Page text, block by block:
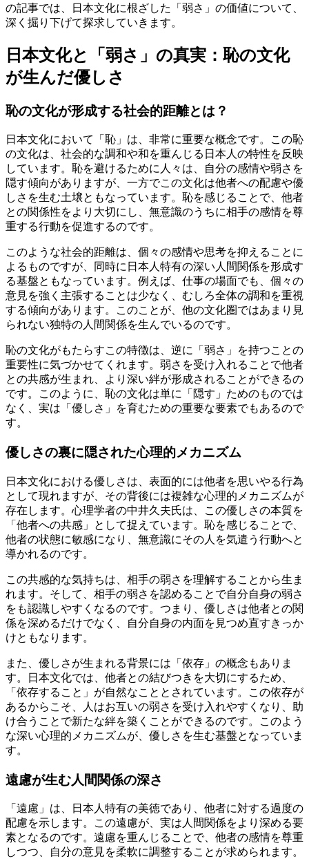
の記事では、日本文化に根ざした「弱さ」の価値について、
深く掘り下げて探求していきます。
日本文化と「弱さ」の真実：恥の文化
が生んだ優しさ
恥の文化が形成する社会的距離とは？
日本文化において「恥」は、非常に重要な概念です。この恥
の文化は、社会的な調和や和を重んじる日本人の特性を反映
しています。恥を避けるために人々は、自分の感情や弱さを
隠す傾向がありますが、一方でこの文化は他者への配慮や優
しさを生む土壌ともなっています。恥を感じることで、他者
との関係性をより大切にし、無意識のうちに相手の感情を尊
重する行動を促進するのです。
このような社会的距離は、個々の感情や思考を抑えることに
よるものですが、同時に日本人特有の深い人間関係を形成す
る基盤ともなっています。例えば、仕事の場面でも、個々の
意見を強く主張することは少なく、むしろ全体の調和を重視
する傾向があります。このことが、他の文化圏ではあまり見
られない独特の人間関係を生んでいるのです。
恥の文化がもたらすこの特徴は、逆に「弱さ」を持つことの
重要性に気づかせてくれます。弱さを受け入れることで他者
との共感が生まれ、より深い絆が形成されることができるの
です。このように、恥の文化は単に「隠す」ためのものでは
なく、実は「優しさ」を育むための重要な要素でもあるので
す。
優しさの裏に隠された心理的メカニズム
日本文化における優しさは、表面的には他者を思いやる行為
として現れますが、その背後には複雑な心理的メカニズムが
存在します。心理学者の中井久夫氏は、この優しさの本質を
「他者への共感」として捉えています。恥を感じることで、
他者の状態に敏感になり、無意識にその人を気遣う行動へと
導かれるのです。
この共感的な気持ちは、相手の弱さを理解することから生ま
れます。そして、相手の弱さを認めることで自分自身の弱さ
をも認識しやすくなるのです。つまり、優しさは他者との関
係を深めるだけでなく、自分自身の内面を見つめ直すきっか
けともなります。
また、優しさが生まれる背景には「依存」の概念もありま
す。日本文化では、他者との結びつきを大切にするため、
「依存すること」が自然なこととされています。この依存が
あるからこそ、人はお互いの弱さを受け入れやすくなり、助
け合うことで新たな絆を築くことができるのです。このよう
な深い心理的メカニズムが、優しさを生む基盤となっていま
す。
遠慮が生む人間関係の深さ
「遠慮」は、日本人特有の美徳であり、他者に対する過度の
配慮を示します。この遠慮が、実は人間関係をより深める要
素となるのです。遠慮を重んじることで、他者の感情を尊重
しつつ、自分の意見を柔軟に調整することが求められます。